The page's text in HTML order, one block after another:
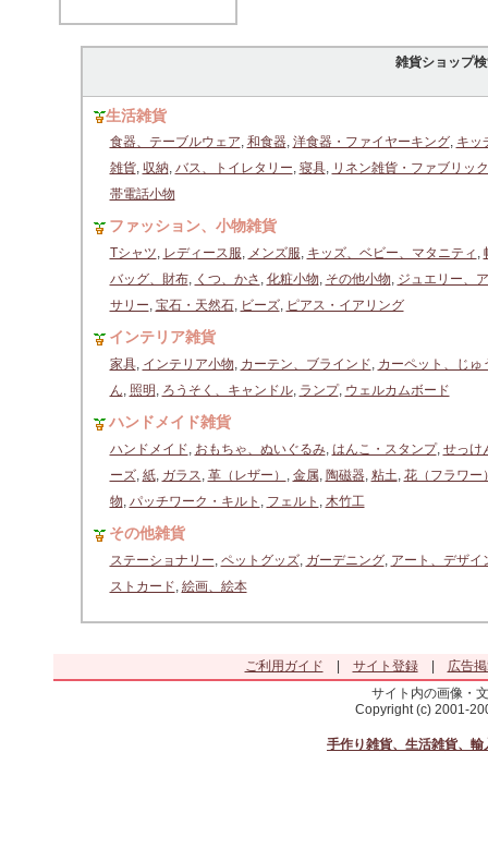
雑貨ショップ
生活雑貨
食器、テーブルウェア, 和食器, 洋食器・ファイヤーキング, キッ
雑貨, 収納, バス、トイレタリー, 寝具, リネン雑貨・ファブリック
帯電話小物
ファッション、小物雑貨
Tシャツ, レディース服, メンズ服, キッズ、ベビー、マタニティ ,
バッグ、財布, くつ、かさ , 化粧小物, その他小物, ジュエリー、
サリー, 宝石・天然石, ビーズ, ピアス・イアリング
インテリア雑貨
家具, インテリア小物, カーテン、ブラインド, カーペット、じゅ
ん, 照明 , ろうそく、キャンドル, ランプ, ウェルカムボード
ハンドメイド雑貨
ハンドメイド, おもちゃ、ぬいぐるみ, はんこ・スタンプ, せっけ
ーズ, 紙, ガラス, 革（レザー） , 金属, 陶磁器, 粘土, 花（フラワー
物, パッチワーク・キルト , フェルト , 木竹工
その他雑貨
ステーショナリー, ペットグッズ, ガーデニング, アート、デザイ
ストカード, 絵画、絵本
ご利用ガイド サイト登録|
広告
サイト内の画像・
Copyright (c) 2001-
手作り雑貨、生活雑貨、